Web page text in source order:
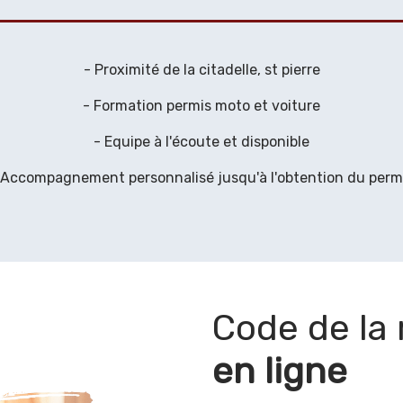
- Proximité de la citadelle, st pierre
- Formation permis moto et voiture
- Equipe à l'écoute et disponible
personnalisé jusqu'à l'obtention du
Code de la
en ligne